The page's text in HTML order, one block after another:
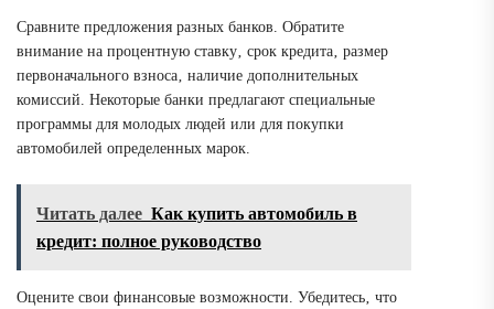
Сравните предложения разных банков. Обратите
внимание на процентную ставку‚ срок кредита‚ размер
первоначального взноса‚ наличие дополнительных
комиссий. Некоторые банки предлагают специальные
программы для молодых людей или для покупки
автомобилей определенных марок.
Читать далее Как купить автомобиль в
кредит: полное руководство
Оцените свои финансовые возможности. Убедитесь‚ что